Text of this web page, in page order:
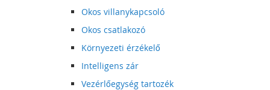
Okos villanykapcsoló
Okos csatlakozó
Környezeti érzékelő
Intelligens zár
Vezérlőegység tartozék